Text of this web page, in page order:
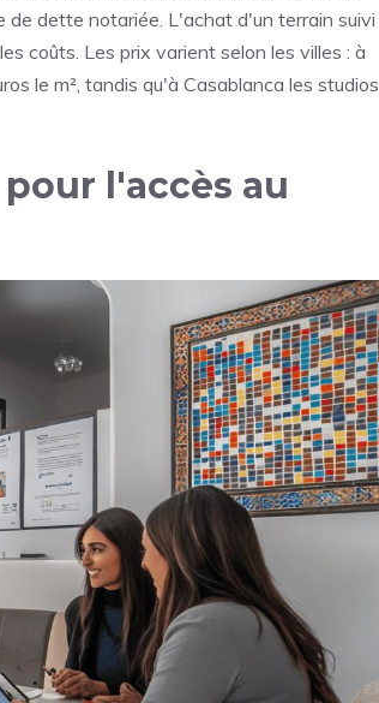
dette notariée. L'achat d'un terrain suivi
coûts. Les prix varient selon les villes : à
le m², tandis qu'à Casablanca les studios
l'accès au